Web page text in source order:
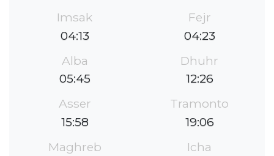
Imsak
04:13
Fejr
04:23
Alba
05:45
Dhuhr
12:26
Asser
15:58
Tramonto
19:06
Maghreb
Icha